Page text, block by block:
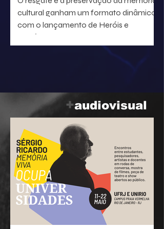
cultural ganham um formato dinâmico
com o lançamento de Heróis e
heroínas da MPB. O projeto, idealizado
pelo radialista e produtor Geraldo Leite
— integrante do grupo Rumo, nome
Baptistão, propõe uma navegação
interativa pela história da música
popular brasileira.
+audiovisual